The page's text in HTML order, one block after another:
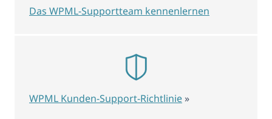
Das WPML-Supportteam kennenlernen
WPML Kunden-Support-Richtlinie »